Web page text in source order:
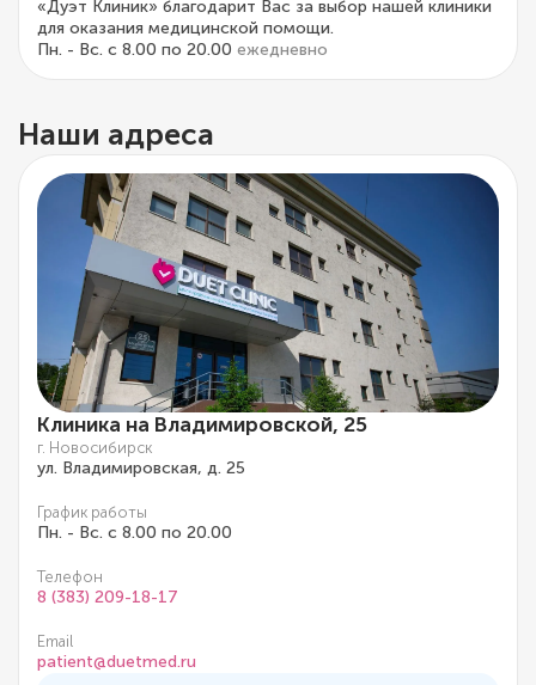
«Дуэт Клиник» благодарит Вас за выбор нашей клиники
для оказания медицинской помощи.
Пн. - Вс. с 8.00 по 20.00 ежедневно
Наши адреса
Клиника на Владимировской, 25
г. Новосибирск
ул. Владимировская, д. 25
График работы
Пн. - Вс. с 8.00 по 20.00
Телефон
8 (383) 209-18-17
Email
patient@duetmed.ru